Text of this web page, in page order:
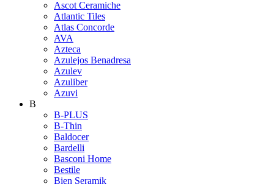
Ascot Ceramiche
Atlantic Tiles
Atlas Concorde
AVA
Azteca
Azulejos Benadresa
Azulev
Azuliber
Azuvi
B
B-PLUS
B-Thin
Baldocer
Bardelli
Basconi Home
Bestile
Bien Seramik